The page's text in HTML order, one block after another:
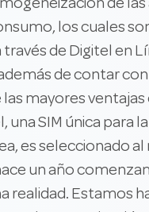
de
los cuales
de Digitel en
de contar
las mayores
una SIM única para
es seleccionado
un año
realidad. Estamos